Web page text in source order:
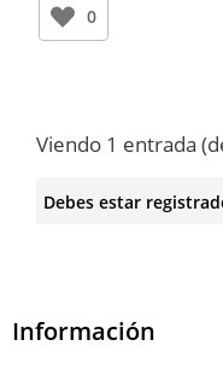
0
Viendo 1 entrada
Debes estar
Información